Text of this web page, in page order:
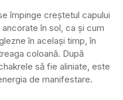
împinge creștetul capului
în sol, ca și cum
în același timp, în
coloană. După
să fie aliniate, este
de manifestare.